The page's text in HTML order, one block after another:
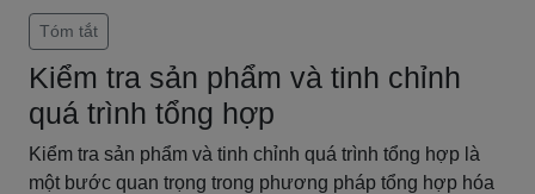
Tóm tắt
Kiểm tra sản phẩm và tinh chỉnh
quá trình tổng hợp
Kiểm tra sản phẩm và tinh chỉnh quá trình tổng hợp là
một bước quan trọng trong phương pháp tổng hợp hóa